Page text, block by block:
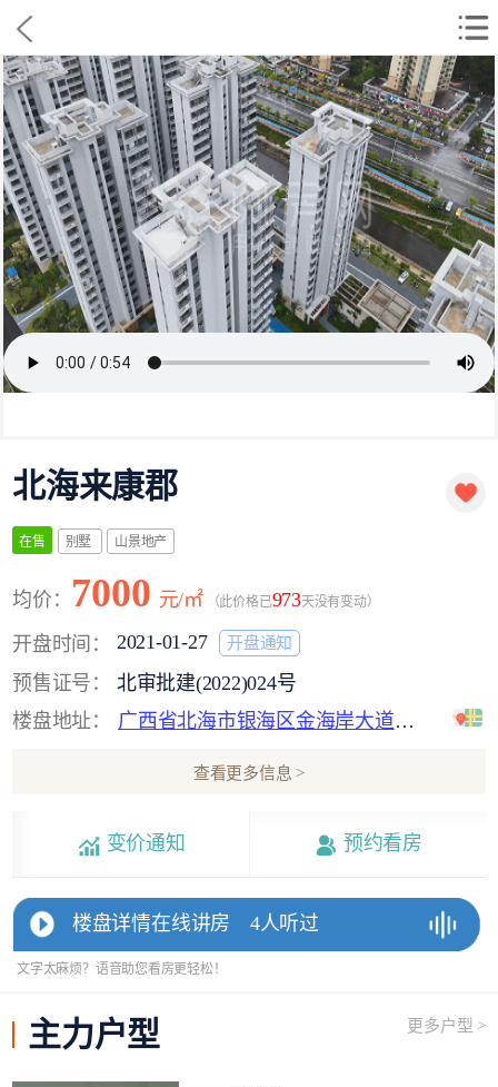
北海来康郡
在售 别墅 山景地产
均价： 7000 元/㎡ （此价格已973天没有变动）
开盘时间： 2021-01-27 开盘通知
预售证号：
北审批建(2022)024号
楼盘地址：
广西省北海市银海区金海岸大道与新世纪大道交汇处
查看更多信息 >
变价通知 预约看房
楼盘详情在线讲房 4人听过
文字太麻烦？语音助您看房更轻松！
主力户型 更多户型 >